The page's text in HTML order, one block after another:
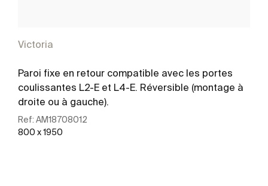
Victoria
Paroi fixe en retour compatible avec les portes
coulissantes L2-E et L4-E. Réversible (montage à
droite ou à gauche).
Ref: AM18708012
800 x 1950